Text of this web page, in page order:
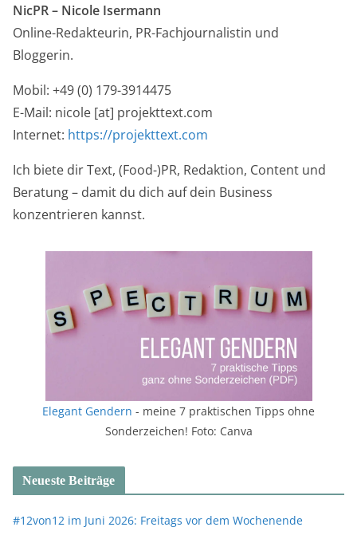
NicPR – Nicole Isermann
Online-Redakteurin, PR-Fachjournalistin und
Bloggerin.
Mobil: +49 (0) 179-3914475
E-Mail: nicole [at] projekttext.com
Internet: https://projekttext.com
Ich biete dir Text, (Food-)PR, Redaktion, Content und
Beratung – damit du dich auf dein Business
konzentrieren kannst.
Elegant Gendern - meine 7 praktischen Tipps ohne
Sonderzeichen! Foto: Canva
Neueste Beiträge
#12von12 im Juni 2026: Freitags vor dem Wochenende